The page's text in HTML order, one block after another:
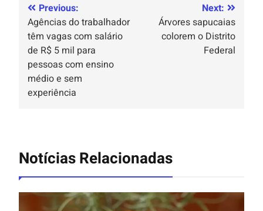
Previous:
Agências do trabalhador
têm vagas com salário
de R$ 5 mil para
pessoas com ensino
médio e sem
experiência
Next:
Árvores sapucaias
colorem o Distrito
Federal
Notícias Relacionadas